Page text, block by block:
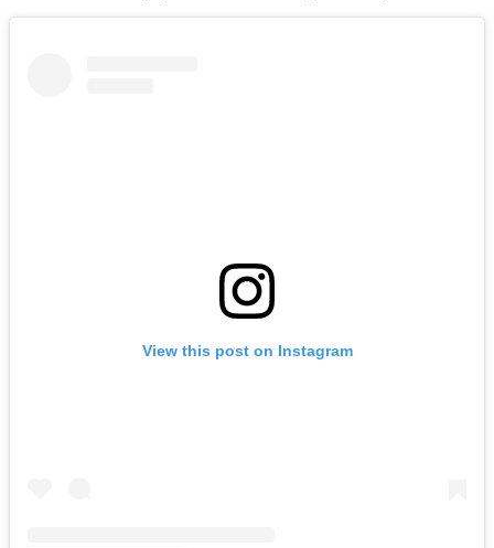
View this post on Instagram